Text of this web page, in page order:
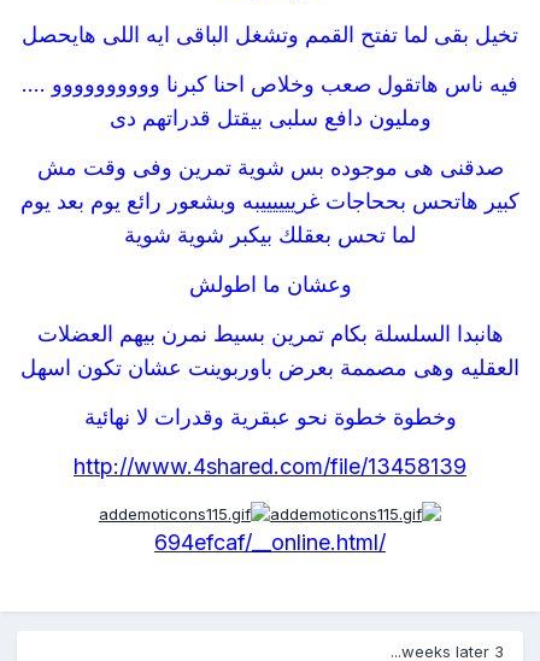
تخيل بقى لما تفتح القمم وتشغل الباقى ايه اللى هايحصل
فيه ناس هاتقول صعب وخلاص احنا كبرنا وووووووووو ....
ومليون دافع سلبى بيقتل قدراتهم دى
صدقنى هى موجوده بس شوية تمرين وفى وقت مش
كبير هاتحس بححاجات غرييييييبه وبشعور رائع يوم بعد يوم
لما تحس بعقلك بيكبر شوية شوية
وعشان ما اطولش
هانبدا السلسلة بكام تمرين بسيط نمرن بيهم العضلات
العقليه وهى مصممة بعرض باوربوينت عشان تكون اسهل
وخطوة خطوة نحو عبقرية وقدرات لا نهائية
http://www.4shared.com/file/13458139
/694efcaf/__online.html
3 weeks later...